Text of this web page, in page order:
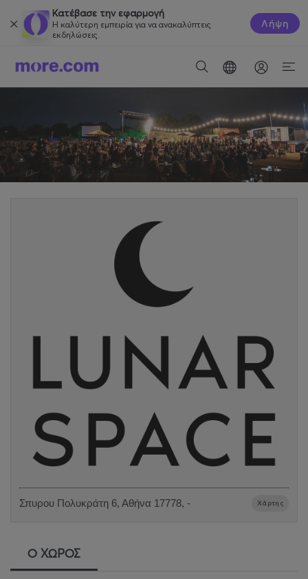
Κατέβασε την εφαρμογή
Η καλύτερη εμπειρία για να ανακαλύπτεις
εκδηλώσεις.
Λήψη
Σπυρου Πολυκράτη 6, Αθήνα 17778, - Χάρτης
Ο ΧΩΡΟΣ